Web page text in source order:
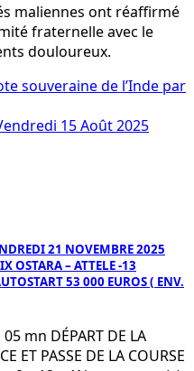
maliennes ont réaffirmé
fraternelle avec le
douloureux.
souveraine de l’Inde par
15 Août 2025
21 NOVEMBRE 2025
OSTARA – ATTELE -13
53 000 EUROS ( ENV.
05 mn DÉPART DE LA
ET PASSE DE LA COURSE